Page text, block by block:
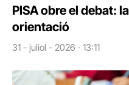
PISA obre el debat:
orientació
31 - juliol - 2026 · 13:11